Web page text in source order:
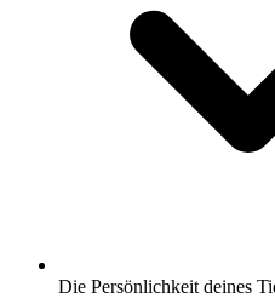
Die Persönlichkeit deines